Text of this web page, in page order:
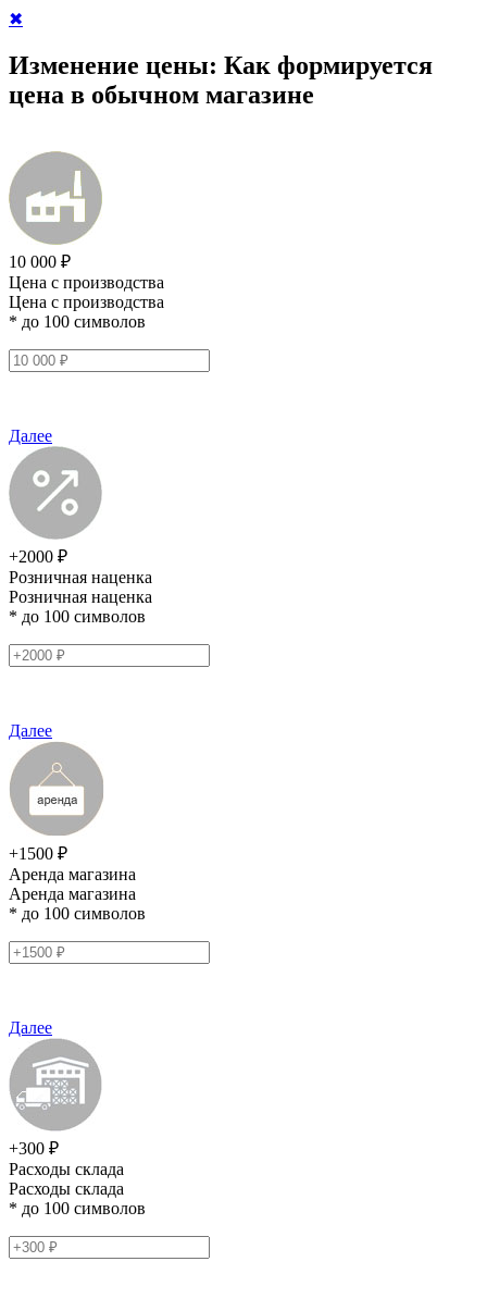
✖
Изменение цены: Как формируется
цена в обычном магазине
10 000 ₽
Цена с производства
Цена с производства
* до 100 символов
Далее
+2000 ₽
Розничная наценка
Розничная наценка
* до 100 символов
Далее
+1500 ₽
Аренда магазина
Аренда магазина
* до 100 символов
Далее
+300 ₽
Расходы склада
Расходы склада
* до 100 символов